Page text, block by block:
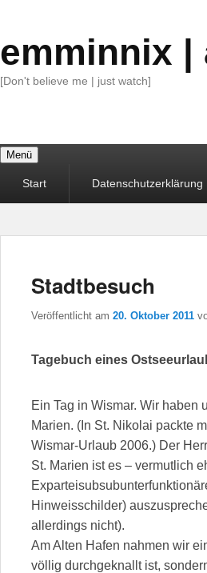
emminnix |
[Don't believe me | just watch]
Menü
MenüStart Datenschutzerklärung
Stadtbesuch
Veröffentlicht am 20. Oktober 2011
Tagebuch eines
Ein Tag in Wismar. Wir haben
Marien. (In St. Nikolai packte
Wismar-Urlaub 2006.) Der
St. Marien ist es – vermutlich
Hinweisschilder)
allerdings nicht).
Am Alten Hafen nahmen wir
völlig durchgeknallt ist,